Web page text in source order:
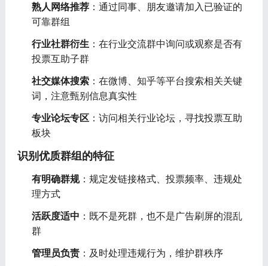
熟人网络推荐：通过同事、朋友邀请加入已验证的
可靠群组
行业社群衍生：在行业交流群中询问或观察是否有
投票互助子群
社交媒体搜索：在微博、知乎等平台搜索相关关键
词，注意甄别信息真实性
专业论坛专区：访问相关行业论坛，寻找投票互助
板块
识别优质群组的特征
有明确群规：规定发链接格式、投票频率、违规处
理方式
活跃度适中 ：既不是死群，也不是广告刷屏的混乱
群
管理员负责：及时处理违规行为，维护群秩序